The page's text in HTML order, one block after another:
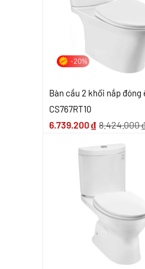
-20%
Bàn cầu 2 khối nắp đóng
CS767RT10
6.739.200₫ 8.424.000